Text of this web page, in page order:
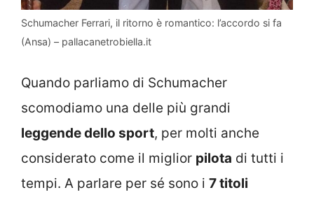
Schumacher Ferrari, il ritorno è romantico: l’accordo si fa
(Ansa) – pallacanetrobiella.it
Quando parliamo di Schumacher
scomodiamo una delle più grandi
leggende dello sport, per molti anche
considerato come il miglior pilota di tutti i
tempi. A parlare per sé sono i 7 titoli